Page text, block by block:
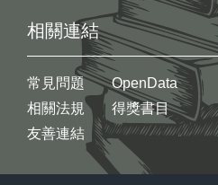
相關連結
常見問題
相關法規
友善連結
OpenData
得獎書目